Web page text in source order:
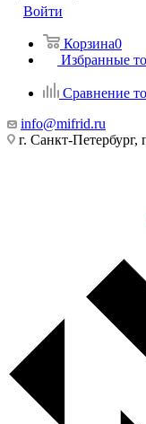
Войти
Корзина0
Избранные
Сравнение
info@mifrid.ru
г. Санкт-Петербург,